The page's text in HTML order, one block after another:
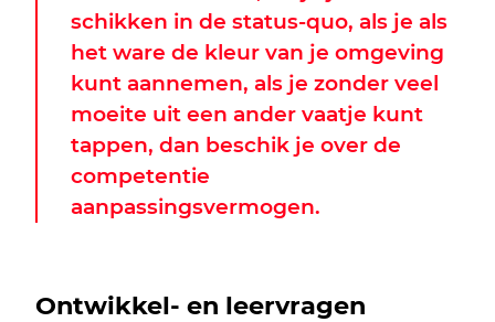
schikken in de status-quo, als je als
het ware de kleur van je omgeving
kunt aannemen, als je zonder veel
moeite uit een ander vaatje kunt
tappen, dan beschik je over de
competentie
aanpassingsvermogen.
Ontwikkel- en leervragen